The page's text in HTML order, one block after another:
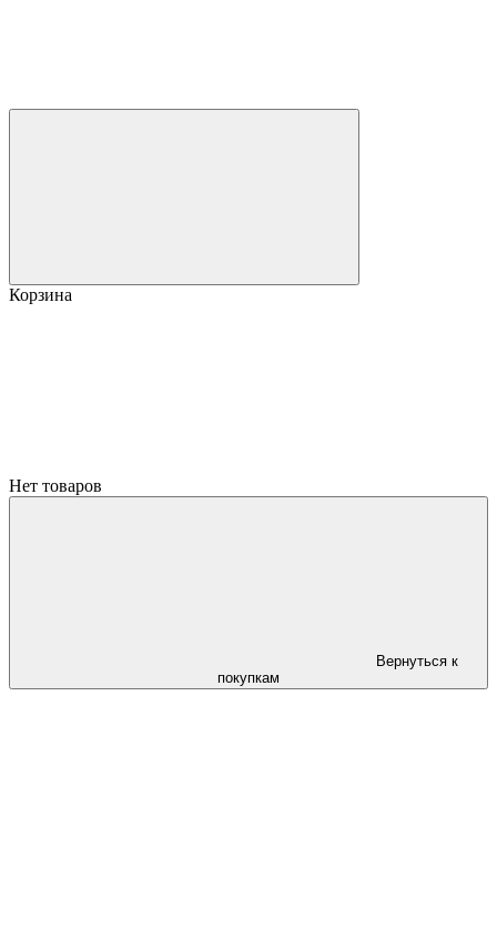
Корзина
Нет товаров
Вернуться к
покупкам